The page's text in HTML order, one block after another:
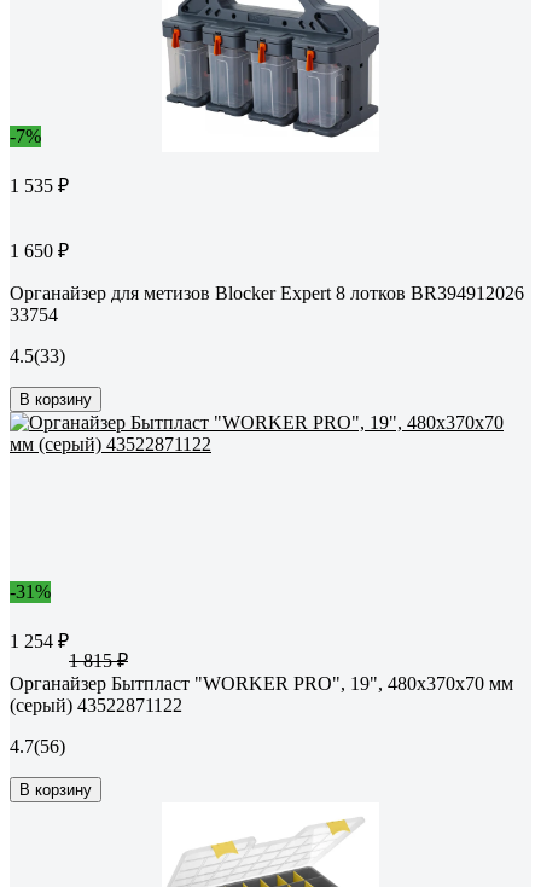
-7%
1 535 ₽
1 650 ₽
Органайзер для метизов Blocker Expert 8 лотков BR394912026
33754
4.5(33)
В корзину
-31%
1 254 ₽
1 815 ₽
Органайзер Бытпласт "WORKER PRO", 19", 480x370x70 мм
(серый) 43522871122
4.7(56)
В корзину